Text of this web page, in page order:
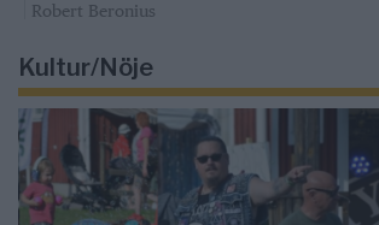
Robert Beronius
Kultur/Nöje